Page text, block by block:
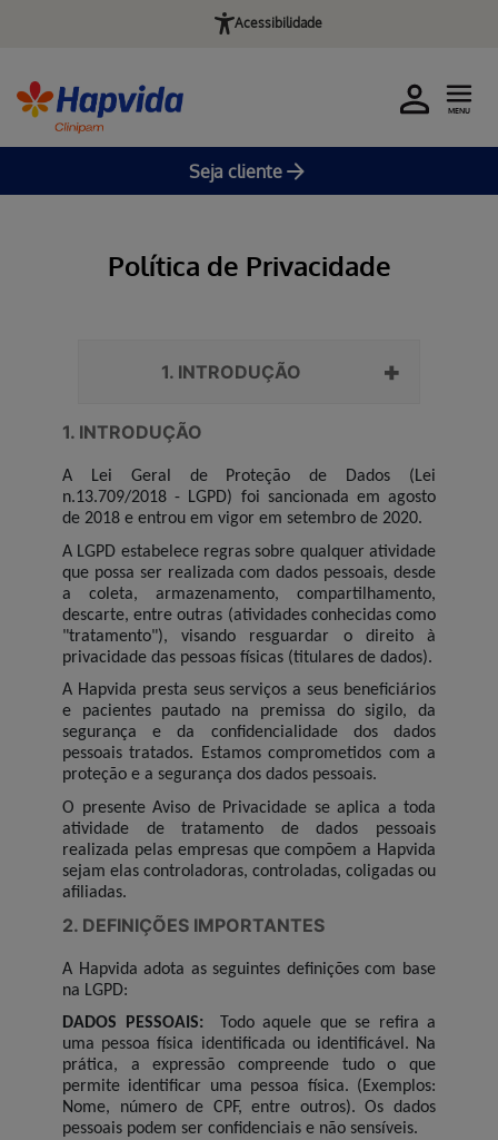
Acessibilidade
Seja cliente
MENU
Política de Privacidade
1. INTRODUÇÃO
1. INTRODUÇÃO
A Lei Geral de Proteção de Dados (Lei
n.13.709/2018 - LGPD) foi sancionada em agosto
de 2018 e entrou em vigor em setembro de 2020.
A LGPD estabelece regras sobre qualquer atividade
que possa ser realizada com dados pessoais, desde
a coleta, armazenamento, compartilhamento,
descarte, entre outras (atividades conhecidas como
"tratamento"), visando resguardar o direito à
privacidade das pessoas físicas (titulares de dados).
A Hapvida presta seus serviços a seus beneficiários
e pacientes pautado na premissa do sigilo, da
segurança e da confidencialidade dos dados
pessoais tratados. Estamos comprometidos com a
proteção e a segurança dos dados pessoais.
O presente Aviso de Privacidade se aplica a toda
atividade de tratamento de dados pessoais
realizada pelas empresas que compõem a Hapvida
sejam elas controladoras, controladas, coligadas ou
afiliadas.
2. DEFINIÇÕES IMPORTANTES
A Hapvida adota as seguintes definições com base
na LGPD:
DADOS PESSOAIS:Todo aquele que se refira a
uma pessoa física identificada ou identificável. Na
prática, a expressão compreende tudo o que
permite identificar uma pessoa física. (Exemplos:
Nome, número de CPF, entre outros). Os dados
pessoais podem ser confidenciais e não sensíveis.